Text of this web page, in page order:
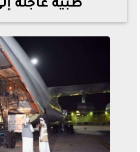
تصرف مثير من ميسي
تحسن حالة فضل شاكر
تفاصيل
أسعار الحديد والأسمنت
طبية عاجلة